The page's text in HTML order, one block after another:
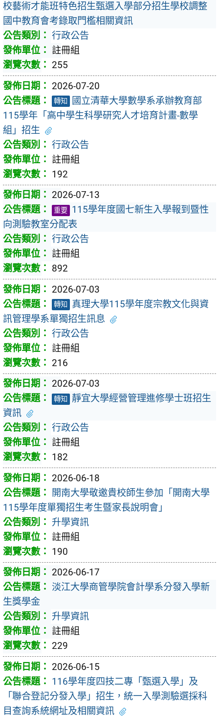
校藝術才能班特色招生甄選入學部分招生學校調整
國中教育會考錄取門檻相關資訊
行政公告
註冊組
255
2026-07-20
轉知
國立清華大學數學系承辦教育部
115學年「高中學生科學研究人才培育計畫-數學
組」招生
行政公告
註冊組
192
2026-07-13
重要 115學年度國七新生入學報到暨性
向測驗教室分配表
行政公告
註冊組
892
2026-07-03
轉知
真理大學115學年度宗教文化與資
訊管理學系單獨招生訊息
行政公告
註冊組
216
2026-07-03
轉知
靜宜大學經營管理進修學士班招生
資訊
行政公告
註冊組
182
2026-06-18
開南大學敬邀貴校師生參加「開南大學
115學年度單獨招生考生暨家長說明會」
升學資訊
註冊組
190
2026-06-17
淡江大學商管學院會計學系分發入學新
生獎學金
升學資訊
註冊組
229
2026-06-15
116學年度四技二專「甄選入學」及
「聯合登記分發入學」招生，統一入學測驗選採科
目查詢系統網址及相關資訊